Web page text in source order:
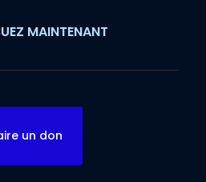
MAINTENANT
un don